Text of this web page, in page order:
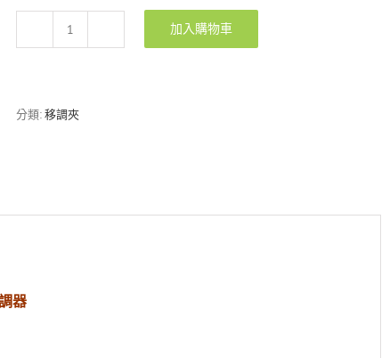
WN-
綁
夾
加入購物車
分類:移調夾
器